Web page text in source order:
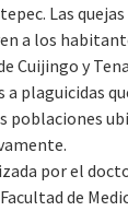
Las
a los
Cuijingo y
plaguicidas
por el
de